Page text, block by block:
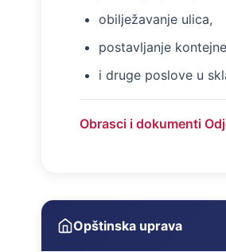
obilježavanje ulica,
postavljanje
i druge poslove u
Obrasci i dokumenti
Opštinska uprava